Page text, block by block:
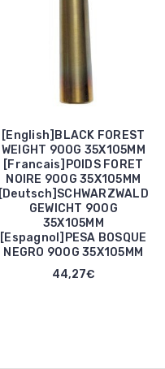
[English]BLACK FOREST
WEIGHT 900G 35X105MM
[Francais]POIDS FORET
NOIRE 900G 35X105MM
[Deutsch]SCHWARZWALD
GEWICHT 900G
35X105MM
[Espagnol]PESA BOSQUE
NEGRO 900G 35X105MM
44,27€